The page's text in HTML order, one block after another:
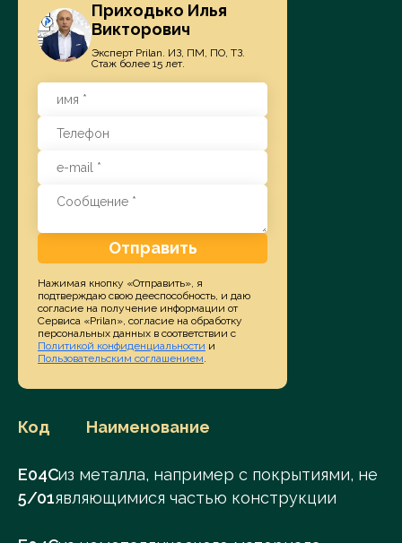
Код Наименование
E04C
5/01
.из металла, например с покрытиями, не
являющимися частью конструкции
Приходько Илья
Викторович
Эксперт Prilan. ИЗ, ПМ, ПО, ТЗ.
Стаж более 15 лет.
Отправить
Нажимая кнопку «Отправить», я
подтверждаю свою дееспособность, и даю
согласие на получение информации от
Сервиса «Prilan», согласие на обработку
персональных данных в соответствии с
Политикой конфиденциальности и
Пользовательским соглашением.